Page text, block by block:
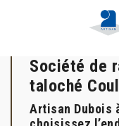
Société de
taloché
Artisan Dubois